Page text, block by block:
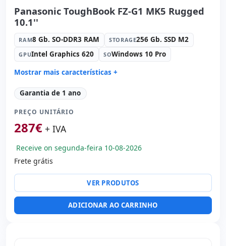
Panasonic ToughBook FZ-G1 MK5 Rugged
10.1''
RAM8 Gb. SO-DDR3 RAM STORAGE256 Gb. SSD M2
GPUIntel Graphics 620 SOWindows 10 Pro
Mostrar mais características +
Connectivity: WIFI · Bluetooth · 4G
Processador: Intel Core i5 7300U 2.6 GHz.
Som: Realtek Audio
Portos: USB 3.0
Portas de vídeo: HDMI
Multimídia:
Outros: hR embalagens
28x20x4 cm.
Garantia de 1 ano
PREÇO UNITÁRIO
287€ + IVA
Receive on segunda-feira 10-08-2026
Frete grátis
VER PRODUTOS
ADICIONAR AO CARRINHO